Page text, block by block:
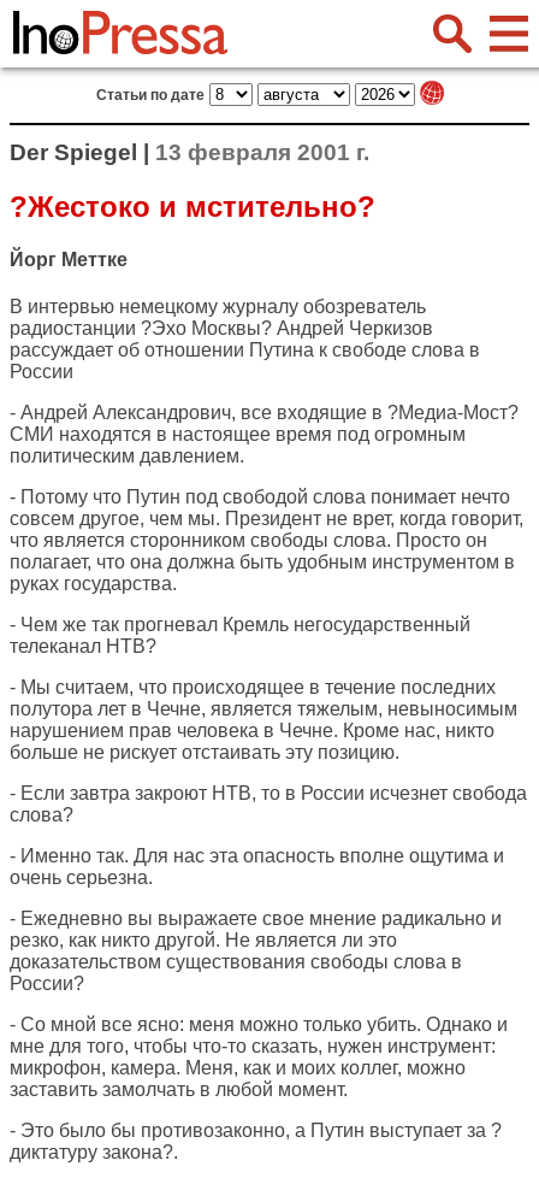
Статьи по дате
Der Spiegel | 13 февраля 2001 г.
?Жестоко и мстительно?
Йорг Меттке
В интервью немецкому журналу обозреватель
радиостанции ?Эхо Москвы? Андрей Черкизов
рассуждает об отношении Путина к свободе слова в
России
- Андрей Александрович, все входящие в ?Медиа-Мост?
СМИ находятся в настоящее время под огромным
политическим давлением.
- Потому что Путин под свободой слова понимает нечто
совсем другое, чем мы. Президент не врет, когда говорит,
что является сторонником свободы слова. Просто он
полагает, что она должна быть удобным инструментом в
руках государства.
- Чем же так прогневал Кремль негосударственный
телеканал НТВ?
- Мы считаем, что происходящее в течение последних
полутора лет в Чечне, является тяжелым, невыносимым
нарушением прав человека в Чечне. Кроме нас, никто
больше не рискует отстаивать эту позицию.
- Если завтра закроют НТВ, то в России исчезнет свобода
слова?
- Именно так. Для нас эта опасность вполне ощутима и
очень серьезна.
- Ежедневно вы выражаете свое мнение радикально и
резко, как никто другой. Не является ли это
доказательством существования свободы слова в
России?
- Со мной все ясно: меня можно только убить. Однако и
мне для того, чтобы что-то сказать, нужен инструмент:
микрофон, камера. Меня, как и моих коллег, можно
заставить замолчать в любой момент.
- Это было бы противозаконно, а Путин выступает за ?
диктатуру закона?.